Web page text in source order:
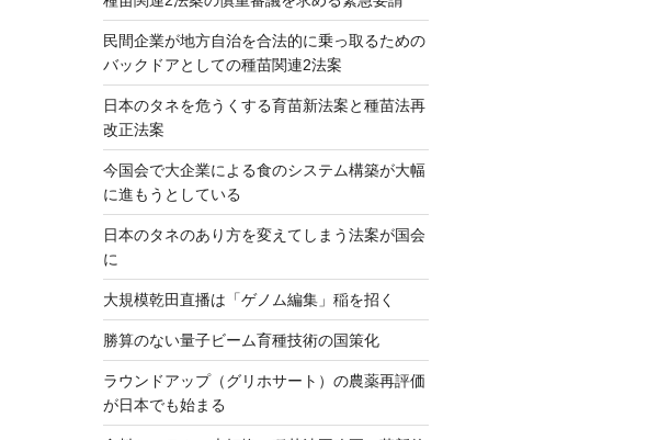
民間企業が地方自治を合法的に乗っ取るための
バックドアとしての種苗関連2法案
日本のタネを危うくする育苗新法案と種苗法再
改正法案
今国会で大企業による食のシステム構築が大幅
に進もうとしている
日本のタネのあり方を変えてしまう法案が国会
に
大規模乾田直播は「ゲノム編集」稲を招く
勝算のない量子ビーム育種技術の国策化
ラウンドアップ（グリホサート）の農薬再評価
が日本でも始まる